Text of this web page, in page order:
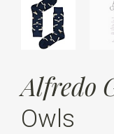
Alfredo
Owls